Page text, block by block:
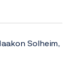
Solheim,